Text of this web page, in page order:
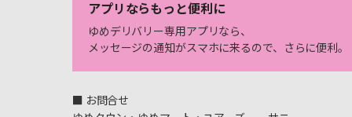
アプリならもっと便利に
ゆめデリバリー専用アプリなら、
メッセージの通知がスマホに来るので、さらに便利。
■ お問合せ